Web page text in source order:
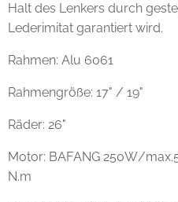
Halt des Lenkers durch
Lederimitat garantiert wird.
Rahmen: Alu 6061
Rahmengröße: 17" / 19"
Räder: 26"
Motor: BAFANG 250W/
N.m